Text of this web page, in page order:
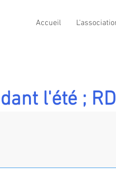
Accueil
l'été ;